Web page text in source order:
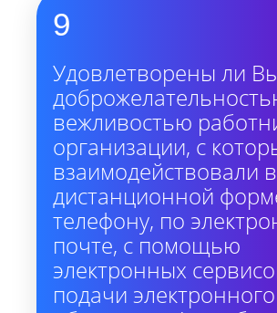
9
Удовлетворены ли
вежливостью
организации, с
взаимодействовали в
дистанционной
телефону, по
почте, с помощью
электронных
подачи электронного